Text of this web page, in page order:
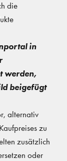
die
in
werden,
beigefügt
alternativ
zu
zusätzlich
oder